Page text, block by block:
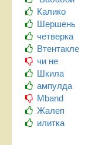
Калико
Шершень
четверка
Втентакле
чи не
Шкила
ампулда
Mband
Жалеп
илитка